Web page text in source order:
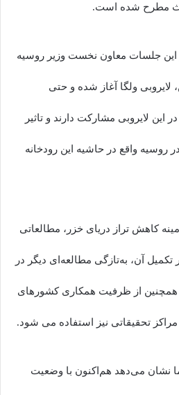
مطرح شده است.
این جلسات معاون نخست وزیر روسیه
لایروبی ولگا آغاز شده و حتی
لایروبی مشارکت دارند و تاثیر
روسیه واقع در حاشیه این رودخانه
کاهش تراز دریای خزر، مطالعاتی
آن، به‌تازگی مطالعه‌ای دیگر در
همچنین از ظرفیت همکاری کشورهای
مراکز تحقیقاتی نیز استفاده می شود.
نشان می‌دهد هم‌اکنون با وضعیت